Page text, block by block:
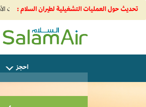
تحديث حول العمليات التشغيلية لطيران السلام :
SalamAir
احجز